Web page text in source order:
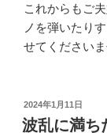
これからもご
ノを弾いたり
せてください
投
稿
2024年1月11日
波乱に満ち